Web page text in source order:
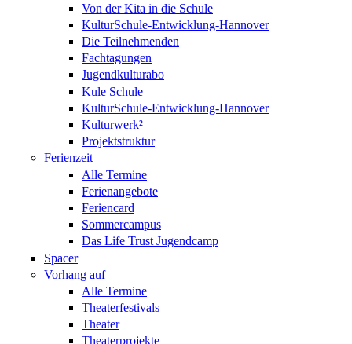
Von der Kita in die Schule
KulturSchule-Entwicklung-Hannover
Die Teilnehmenden
Fachtagungen
Jugendkulturabo
Kule Schule
KulturSchule-Entwicklung-Hannover
Kulturwerk²
Projektstruktur
Ferienzeit
Alle Termine
Ferienangebote
Feriencard
Sommercampus
Das Life Trust Jugendcamp
Spacer
Vorhang auf
Alle Termine
Theaterfestivals
Theater
Theaterprojekte